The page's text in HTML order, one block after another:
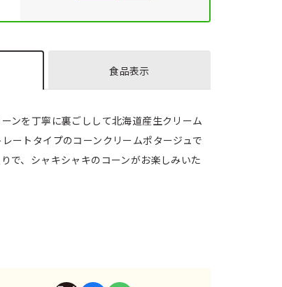
ンを丁寧に裏ごしして北海道産生クリーム
ートタイプのコーンクリームポタージュで
で、シャキシャキのコーンがお楽しみいた
食品表示